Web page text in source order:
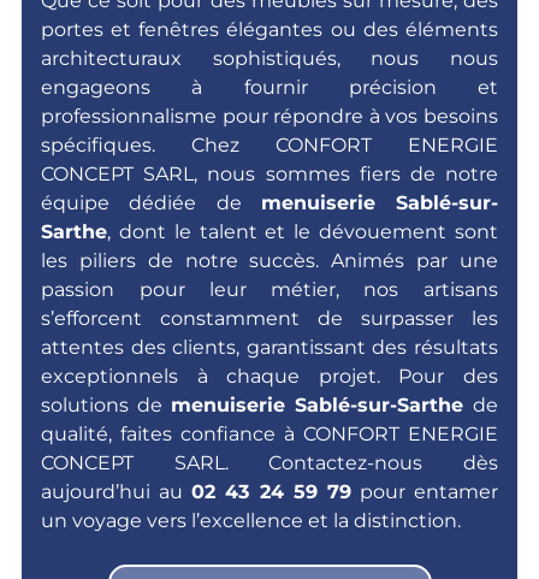
portes et fenêtres élégantes ou des éléments
architecturaux sophistiqués, nous nous
engageons à fournir précision et
professionnalisme pour répondre à vos besoins
spécifiques.Chez CONFORT ENERGIE
CONCEPT SARL, nous sommes fiers de notre
équipe dédiée de menuiserie Sablé-sur-
Sarthe, dont le talent et le dévouement sont
les piliers de notre succès. Animés par une
passion pour leur métier, nos artisans
s’efforcent constamment de surpasser les
attentes des clients, garantissant des résultats
exceptionnels à chaque projet. Pour des
solutions de menuiserie Sablé-sur-Sarthe de
qualité, faites confiance à CONFORT ENERGIE
CONCEPT SARL. Contactez-nous dès
aujourd’hui au02 43 24 59 79 pour entamer
un voyage vers l’excellence et la distinction.